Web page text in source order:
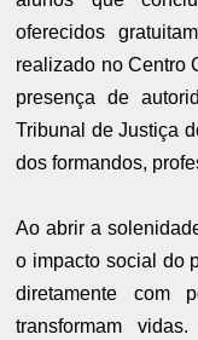
oferecidos
realizado no Centro
presença de
Tribunal de Justiça
dos formandos,
Ao abrir a
o impacto social do
diretamente com
transformam